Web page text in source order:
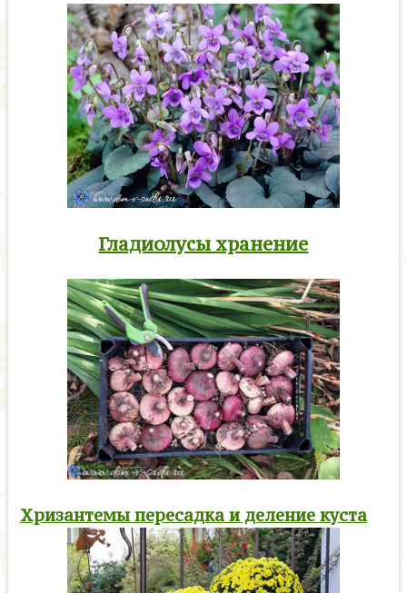
Гладиолусы хранение
Хризантемы пересадка и деление куста